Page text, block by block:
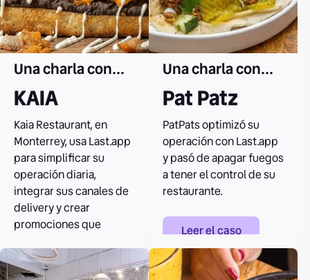
Una charla con...
KAIA
Kaia Restaurant, en
Monterrey, usa Last.app
para simplificar su
operación diaria,
integrar sus canales de
delivery y crear
promociones que
con sus clientes.
Una charla con...
Pat Patz
PatPats optimizó su
operación con Last.app
y pasó de apagar fuegos
a tener el control de su
restaurante.
Leer el caso